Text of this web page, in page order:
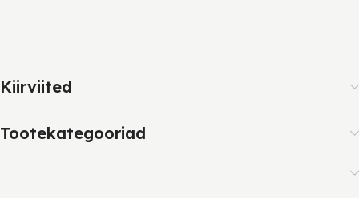
Kiirviited
Tootekategooriad